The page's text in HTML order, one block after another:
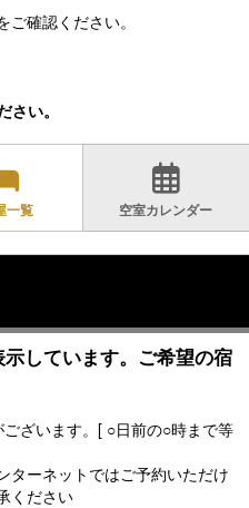
確認ください。
い。
一覧 空室カレンダー
しています。ご希望の宿
ざいます。[ ○日前の○時まで等
ターネットではご予約いただけ
ください